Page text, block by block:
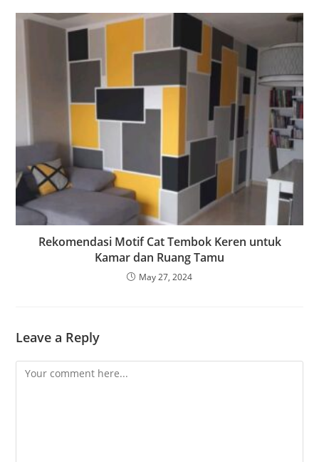
Rekomendasi Motif Cat Tembok Keren untuk
Kamar dan Ruang Tamu
May 27, 2024
Leave a Reply
Comment